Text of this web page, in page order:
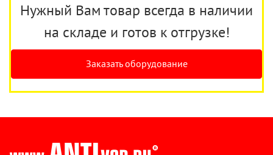
Нужный Вам товар всегда в наличии
на складе и готов к отгрузке!
Заказать оборудование